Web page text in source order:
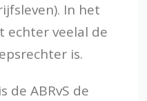
In het
echter veelal de
is.
de ABRvS de